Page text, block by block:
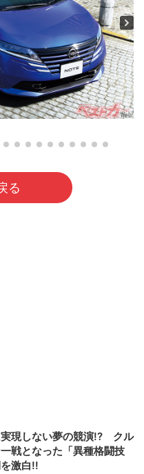
る
現しない夢の競演!? クル
戦となった「異種格闘技
激白!!